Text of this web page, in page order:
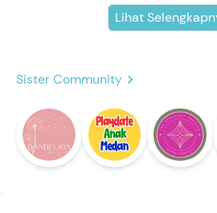
Lihat
Sister Community